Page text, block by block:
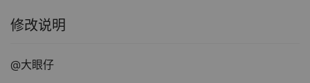
修改说明
@大眼仔